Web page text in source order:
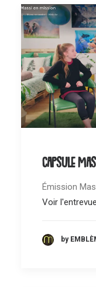
Capsule
Émission
Voir
by